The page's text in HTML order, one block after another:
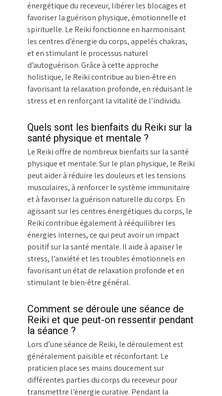
énergétique du receveur, libérer les blocages et
favoriser la guérison physique, émotionnelle et
spirituelle. Le Reiki fonctionne en harmonisant
les centres d’énergie du corps, appelés chakras,
et en stimulant le processus naturel
d’autoguérison. Grâce à cette approche
holistique, le Reiki contribue au bien-être en
favorisant la relaxation profonde, en réduisant le
stress et en renforçant la vitalité de l’individu.
Quels sont les bienfaits du Reiki sur la
santé physique et mentale ?
Le Reiki offre de nombreux bienfaits sur la santé
physique et mentale. Sur le plan physique, le Reiki
peut aider à réduire les douleurs et les tensions
musculaires, à renforcer le système immunitaire
et à favoriser la guérison naturelle du corps. En
agissant sur les centres énergétiques du corps, le
Reiki contribue également à rééquilibrer les
énergies internes, ce qui peut avoir un impact
positif sur la santé mentale. Il aide à apaiser le
stress, l’anxiété et les troubles émotionnels en
favorisant un état de relaxation profonde et en
stimulant le bien-être général.
Comment se déroule une séance de
Reiki et que peut-on ressentir pendant
la séance ?
Lors d’une séance de Reiki, le déroulement est
généralement paisible et réconfortant. Le
praticien place ses mains doucement sur
différentes parties du corps du receveur pour
transmettre l’énergie curative. Pendant la